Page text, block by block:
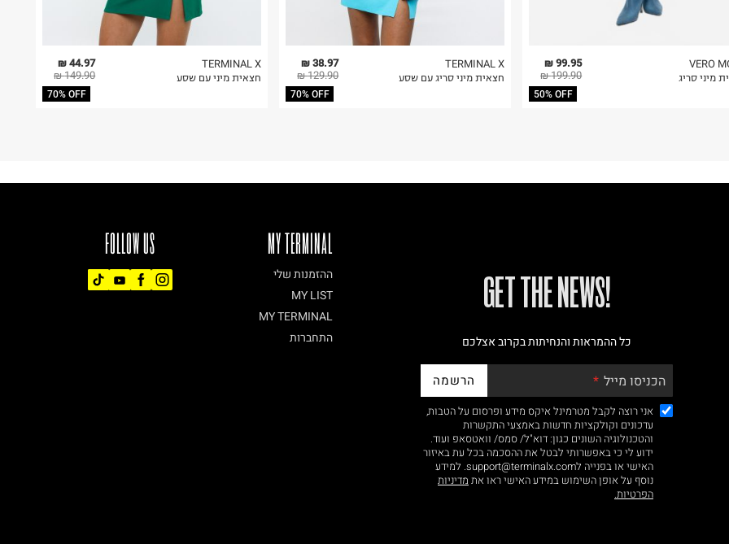
44.97 ₪
149.90 ₪
70% OFF
TERMINAL X
חצאית מיני עם שסע
38.97 ₪
129.90 ₪
70% OFF
TERMINAL X
חצאית מיני סריג עם שסע
99.95 ₪
199.90 ₪
50% OFF
VERO
מיני סריג
FOLLOW US MY TERMINAL
ההזמנות שלי
MY LIST
MY TERMINAL
התחברות
!GET THE NEWS
כל ההמראות והנחיתות בקרוב אצלכם
הכניסו מייל הרשמה
אני רוצה לקבל מטרמינל איקס מידע ופרסום על הטבות,
עדכונים וקולקציות חדשות באמצעי התקשרות
והטכנולוגיה השונים כגון: דוא"ל/ סמס/ וואטסאפ ועוד.
ידוע לי כי באפשרותי לבטל את ההסכמה בכל עת באיזור
האישי או בפנייה לsupport@terminalx.com. למידע
נוסף על אופן השימוש במידע האישי ראו את מדיניות
הפרטיות.